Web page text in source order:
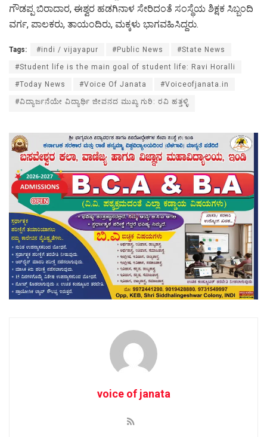
ಗೌಡಪ್ಪ ಬಿರಾದಾರ, ಈಶ್ವರ ಹಡಗಿನಾಳ ಸೇರಿದಂತೆ ಸಂಸ್ಥೆಯ ಶಿಕ್ಷಕ ಸಿಬ್ಬಂದಿ
ವರ್ಗ, ಪಾಲಕರು, ತಾಯಂದಿರು, ಮಕ್ಕಳು ಭಾಗವಹಿಸಿದ್ದರು.
Tags: #indi / vijayapur #Public News #State News
#Student life is the main goal of student life: Ravi Horalli
#Today News #Voice Of Janata #Voiceofjanata.in
#ವಿದ್ಯಾರ್ಜನೆಯೇ ವಿದ್ಯಾರ್ಥಿ ಜೀವನದ ಮುಖ್ಯ ಗುರಿ: ರವಿ ಹತ್ತಳ್ಳಿ
voice of janata